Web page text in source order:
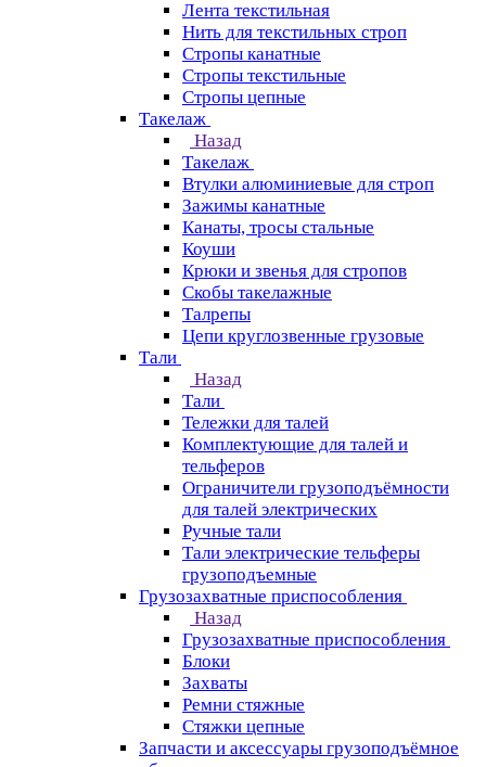
Лента текстильная
Нить для текстильных строп
Стропы канатные
Стропы текстильные
Стропы цепные
Такелаж
Назад
Такелаж
Втулки алюминиевые для строп
Зажимы канатные
Канаты, тросы стальные
Коуши
Крюки и звенья для стропов
Скобы такелажные
Талрепы
Цепи круглозвенные грузовые
Тали
Назад
Тали
Тележки для талей
Комплектующие для талей и
тельферов
Ограничители грузоподъёмности
для талей электрических
Ручные тали
Тали электрические тельферы
грузоподъемные
Грузозахватные приспособления
Назад
Грузозахватные приспособления
Блоки
Захваты
Ремни стяжные
Стяжки цепные
Запчасти и аксессуары грузоподъёмное